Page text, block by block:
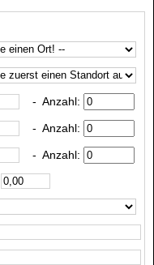
- Anzahl:
- Anzahl:
- Anzahl: